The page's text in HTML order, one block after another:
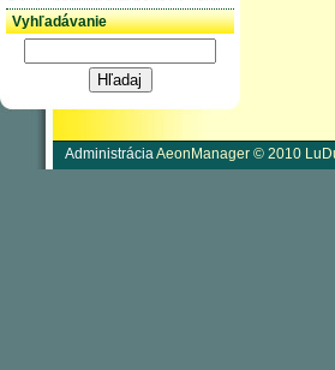
Vyhľadávanie
AdministráciaAeonManager © 2010